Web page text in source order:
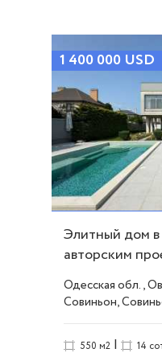
1 400 000 USD
Элитный дом
авторским
соток ID 53610
Одесская обл.,
Совиньон,
550 м2 | 14